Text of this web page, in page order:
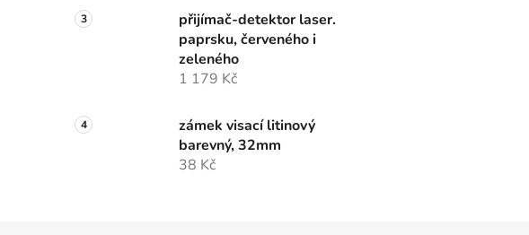
přijímač-detektor laser.
paprsku, červeného i
zeleného
1 179 Kč
zámek visací litinový
barevný, 32mm
38 Kč